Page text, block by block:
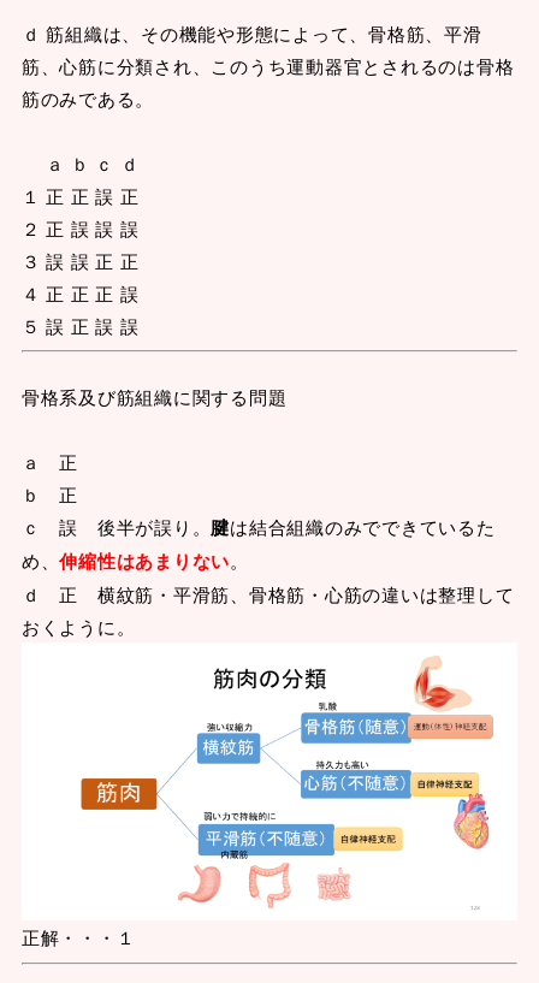
ｄ 筋組織は、その機能や形態によって、骨格筋、平滑
筋、心筋に分類され、このうち運動器官とされるのは骨格
筋のみである。
ａ ｂ ｃ ｄ
１ 正 正 誤 正
２ 正 誤 誤 誤
３ 誤 誤 正 正
４ 正 正 正 誤
５ 誤 正 誤 誤
骨格系及び筋組織に関する問題
ａ 正
ｂ 正
ｃ 誤 後半が誤り。 腱は結合組織のみでできているた
め、伸縮性はあまりない。
ｄ 正 横紋筋・平滑筋、骨格筋・心筋の違いは整理して
おくように。
正解・・・１